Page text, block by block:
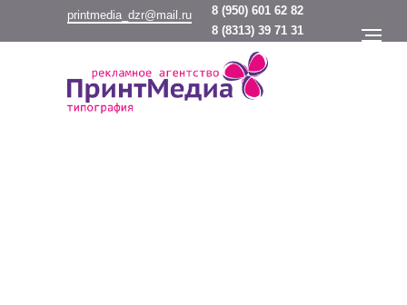
8 (950) 601 62 82
printmedia_dzr@mail.ru
8 (8313) 39 71 31